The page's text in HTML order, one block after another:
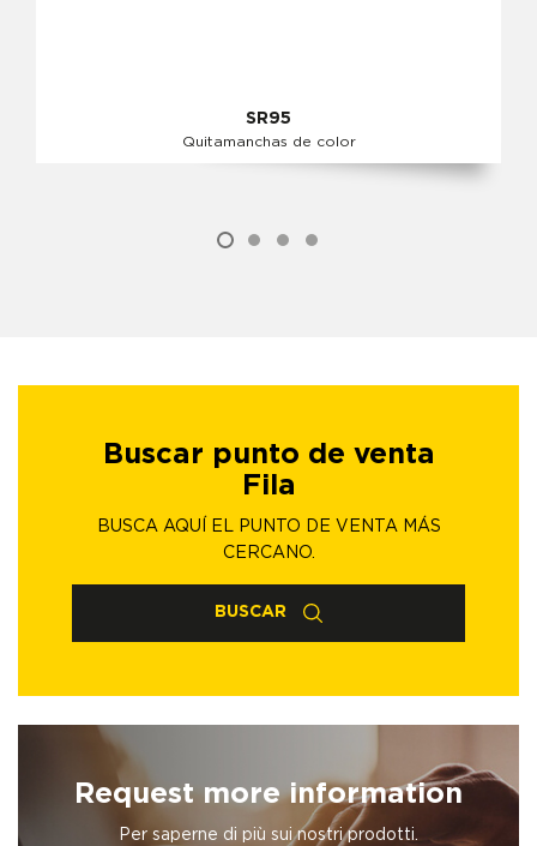
SR95
Quitamanchas de color
Buscar punto de venta
Fila
BUSCA AQUÍ EL PUNTO DE VENTA MÁS
CERCANO.
BUSCAR
Request more information
Per saperne di più sui nostri prodotti.